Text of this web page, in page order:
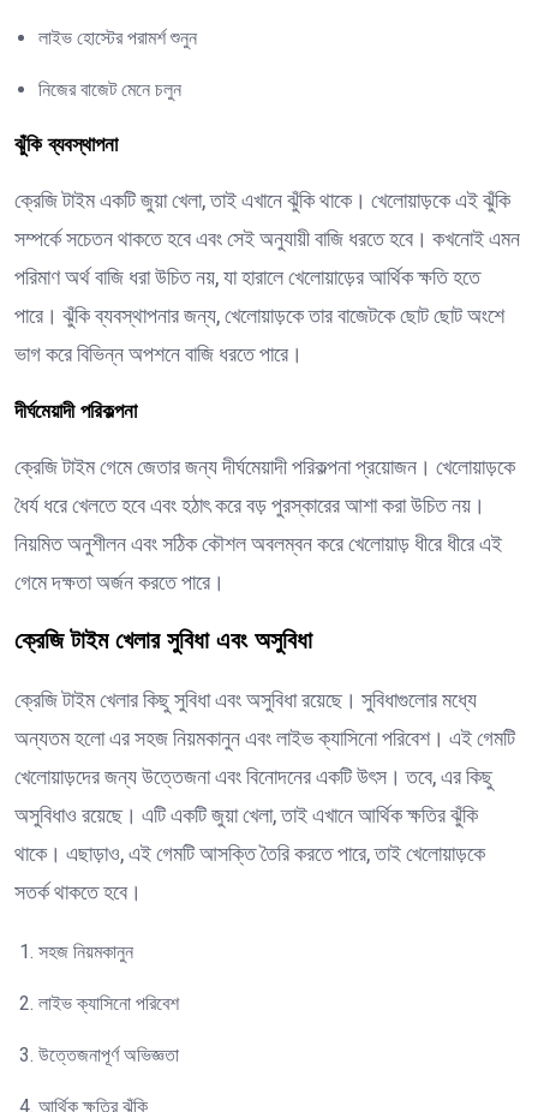
লাইভ হোস্টের পরামর্শ শুনুন
নিজের বাজেট মেনে চলুন
ঝুঁকি ব্যবস্থাপনা
ক্রেজি টাইম একটি জুয়া খেলা, তাই এখানে ঝুঁকি থাকে। খেলোয়াড়কে এই ঝুঁকি
সম্পর্কে সচেতন থাকতে হবে এবং সেই অনুযায়ী বাজি ধরতে হবে। কখনোই এমন
পরিমাণ অর্থ বাজি ধরা উচিত নয়, যা হারালে খেলোয়াড়ের আর্থিক ক্ষতি হতে
পারে। ঝুঁকি ব্যবস্থাপনার জন্য, খেলোয়াড়কে তার বাজেটকে ছোট ছোট অংশে
ভাগ করে বিভিন্ন অপশনে বাজি ধরতে পারে।
দীর্ঘমেয়াদী পরিকল্পনা
ক্রেজি টাইম গেমে জেতার জন্য দীর্ঘমেয়াদী পরিকল্পনা প্রয়োজন। খেলোয়াড়কে
ধৈর্য ধরে খেলতে হবে এবং হঠাৎ করে বড় পুরস্কারের আশা করা উচিত নয়।
নিয়মিত অনুশীলন এবং সঠিক কৌশল অবলম্বন করে খেলোয়াড় ধীরে ধীরে এই
গেমে দক্ষতা অর্জন করতে পারে।
ক্রেজি টাইম খেলার সুবিধা এবং অসুবিধা
ক্রেজি টাইম খেলার কিছু সুবিধা এবং অসুবিধা রয়েছে। সুবিধাগুলোর মধ্যে
অন্যতম হলো এর সহজ নিয়মকানুন এবং লাইভ ক্যাসিনো পরিবেশ। এই গেমটি
খেলোয়াড়দের জন্য উত্তেজনা এবং বিনোদনের একটি উৎস। তবে, এর কিছু
অসুবিধাও রয়েছে। এটি একটি জুয়া খেলা, তাই এখানে আর্থিক ক্ষতির ঝুঁকি
থাকে। এছাড়াও, এই গেমটি আসক্তি তৈরি করতে পারে, তাই খেলোয়াড়কে
সতর্ক থাকতে হবে।
সহজ নিয়মকানুন
লাইভ ক্যাসিনো পরিবেশ
উত্তেজনাপূর্ণ অভিজ্ঞতা
আর্থিক ক্ষতির ঝুঁকি